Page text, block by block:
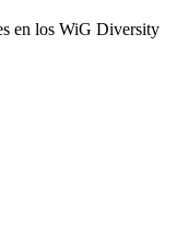
en los WiG Diversity